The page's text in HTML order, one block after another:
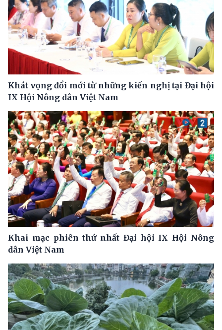
Khát vọng đổi mới từ những kiến nghị tại Đại hội
IX Hội Nông dân Việt Nam
Khai mạc phiên thứ nhất Đại hội IX Hội Nông
dân Việt Nam